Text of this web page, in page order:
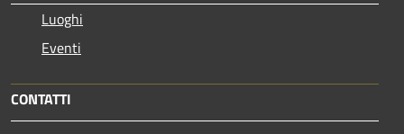
Luoghi
Eventi
CONTATTI